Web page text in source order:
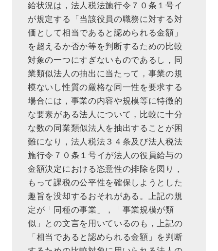
給状況は，法人税法施行令７０条１号イ
が規定する「当該役員の職務に対する対
価として相当であると認められる金額」
を超えるか否か等を判断するための比較
対象の一つにすぎないものであるし，同
業類似法人の抽出に当たって，事業の規
模ないし性質の厳格な同一性を要求する
場合には，事業の内容や規模等に特徴的
な要素がある法人について，比較に十分
な数の同業類似法人を抽出することが困
難になり，法人税法３４条及び法人税法
施行令７０条１号イが法人の役員給与の
金額決定における恣意性の排除を図り，
もって課税の公平性を確保しようとした
趣旨を没却するおそれがある。上記の規
定が「同種の事業」，「事業規模が類
似」との文言を用いているのも，上記の
「相当であると認められる金額」を判断